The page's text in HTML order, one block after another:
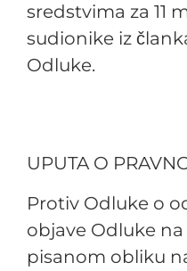
sredstvima za 11
sudionike iz
Odluke.
UPUTA O
Protiv Odluke o
objave Odluke
pisanom obliku